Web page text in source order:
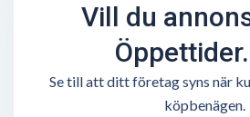
Vill du
Se till att ditt företag syns när
köpbenägen.